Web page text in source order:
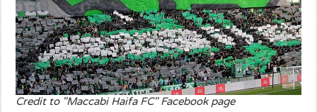
Credit to "Maccabi Haifa FC" Facebook page